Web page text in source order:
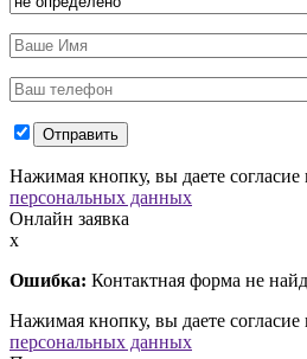
Нажимая кнопку, вы даете согласие
персональных данных
Онлайн заявка
x
Ошибка: Контактная форма не
Нажимая кнопку, вы даете согласие
персональных данных